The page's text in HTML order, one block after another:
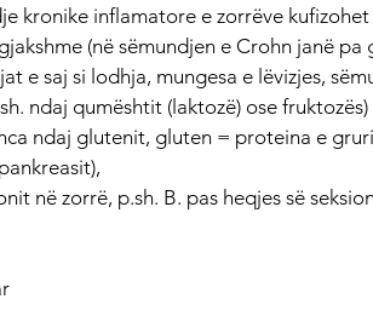
kronike inflamatore e zorrëve
(në sëmundjen e Crohn janë pa
e saj si lodhja, mungesa e lëvizjes,
ndaj qumështit (laktozë) ose fruktozës)
ndaj glutenit, gluten = proteina e
në zorrë, p.sh. B. pas heqjes së